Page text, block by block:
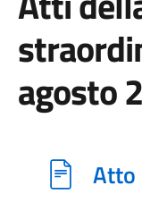
agosto
Atto